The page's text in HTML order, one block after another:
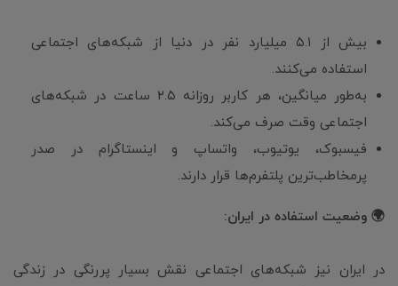
بیش از ۵.۱ میلیارد نفر در دنیا از شبکه‌های اجتماعی
استفاده می‌کنند.
به‌طور میانگین، هر کاربر روزانه ۲.۵ ساعت در شبکه‌های
اجتماعی وقت صرف می‌کند.
فیسبوک، یوتیوب، واتساپ و اینستاگرام در صدر
پرمخاطب‌ترین پلتفرم‌ها قرار دارند.
🌍 وضعیت استفاده در ایران:
در ایران نیز شبکه‌های اجتماعی نقش بسیار پررنگی در زندگی